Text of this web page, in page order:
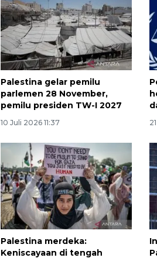
Palestina gelar pemilu
parlemen 28 November,
pemilu presiden TW-I 2027
10 Juli 2026 11:37
Palestina merdeka:
Keniscayaan di tengah
23 Februari